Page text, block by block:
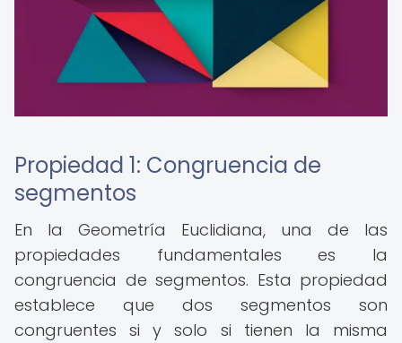
Propiedad 1: Congruencia de
segmentos
En la Geometría Euclidiana, una de las
propiedades fundamentales es la
congruencia de segmentos. Esta propiedad
establece que dos segmentos son
congruentes si y solo si tienen la misma